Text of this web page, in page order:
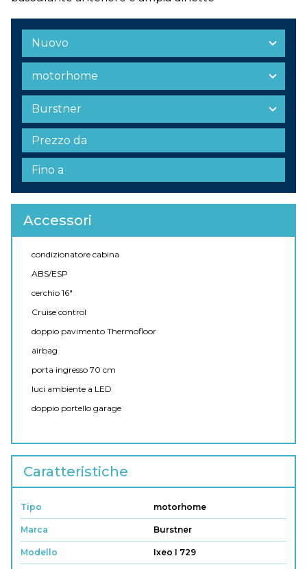
Accessori
condizionatore cabina
ABS/ESP
cerchio 16"
Cruise control
doppio pavimento Thermofloor
airbag
porta ingresso 70 cm
luci ambiente a LED
doppio portello garage
Caratteristiche
Tipo motorhome
Marca Burstner
Modello Ixeo I 729